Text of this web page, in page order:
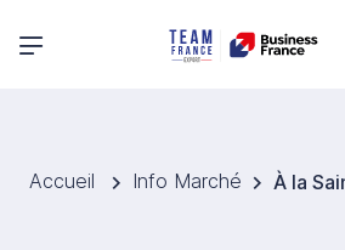
Menu principal
Accueil Info Marché